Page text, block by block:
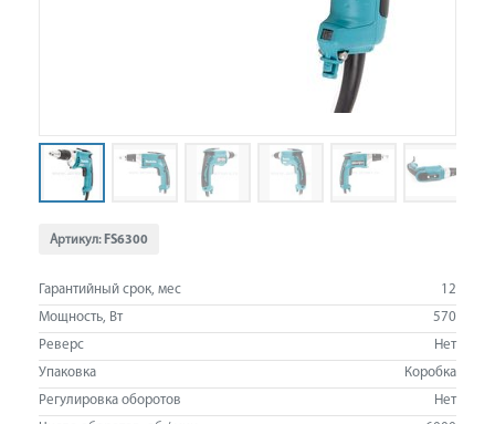
Артикул: FS6300
Гарантийный срок, мес
12
Мощность, Вт
570
Реверс
Нет
Упаковка
Коробка
Регулировка оборотов
Нет